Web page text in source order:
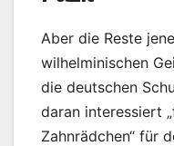
Aber die Reste
wilhelminischen
die deutschen
daran interessiert
Zahnrädchen“ für